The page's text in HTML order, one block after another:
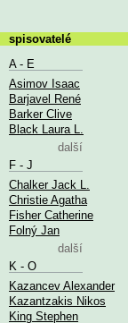
spisovatelé
A - E
Asimov Isaac
Barjavel René
Barker Clive
Black Laura L.
další
F - J
Chalker Jack L.
Christie Agatha
Fisher Catherine
Folný Jan
další
K - O
Kazancev Alexander
Kazantzakis Nikos
King Stephen